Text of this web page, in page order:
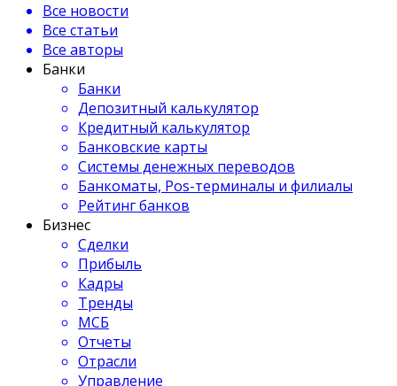
Все новости
Все статьи
Все авторы
Банки
Банки
Депозитный калькулятор
Кредитный калькулятор
Банковские карты
Системы денежных переводов
Банкоматы, Pos-терминалы и филиалы
Рейтинг банков
Бизнес
Сделки
Прибыль
Кадры
Тренды
МСБ
Отчеты
Отрасли
Управление